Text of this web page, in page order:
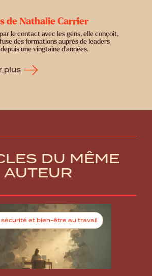
de Nathalie Carrier
le contact avec les gens, elle conçoit,
des formations auprès de leaders
une vingtaine d’années.
plus
DU MÊME
AUTEUR
sécurité et bien-être au travail